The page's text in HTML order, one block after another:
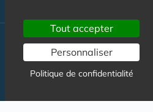
© CapCampus 2026 - Tous droits
Tout accepter
Personnaliser
Politique de confidentialité